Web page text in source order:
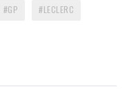
GP LECLERC